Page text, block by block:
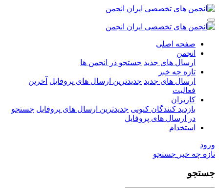
صفحه اصلی
انجمن
ارسال های جدید جستجو در انجمن ها
تازه چه خبر
ارسال های جدید جدیدترین ارسال های پروفایل آخرین
فعالیت
کاربران
بازدید کنندگان کنونی جدیدترین ارسال های پروفایل جستجو
در ارسال های پروفایل
استخدام
ورود
تازه چه خبر جستجو
جستجو